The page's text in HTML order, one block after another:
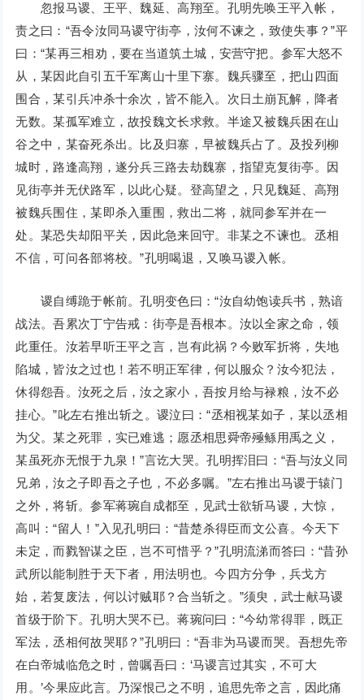
忽报马谡、王平、魏延、高翔至。孔明先唤王平入帐，
责之曰：“吾令汝同马谡守街亭，汝何不谏之，致使失事？”平
曰：“某再三相劝，要在当道筑土城，安营守把。参军大怒不
从，某因此自引五千军离山十里下寨。魏兵骤至，把山四面
围合，某引兵冲杀十余次，皆不能入。次日土崩瓦解，降者
无数。某孤军难立，故投魏文长求救。半途又被魏兵困在山
谷之中，某奋死杀出。比及归寨，早被魏兵占了。及投列柳
城时，路逢高翔，遂分兵三路去劫魏寨，指望克复街亭。因
见街亭并无伏路军，以此心疑。登高望之，只见魏延、高翔
被魏兵围住，某即杀入重围，救出二将，就同参军并在一
处。某恐失却阳平关，因此急来回守。非某之不谏也。丞相
不信，可问各部将校。”孔明喝退，又唤马谡入帐。
谡自缚跪于帐前。孔明变色曰：“汝自幼饱读兵书，熟谙
战法。吾累次丁宁告戒：街亭是吾根本。汝以全家之命，领
此重任。汝若早听王平之言，岂有此祸？今败军折将，失地
陷城，皆汝之过也！若不明正军律，何以服众？汝今犯法，
休得怨吾。汝死之后，汝之家小，吾按月给与禄粮，汝不必
挂心。”叱左右推出斩之。谡泣曰：“丞相视某如子，某以丞相
为父。某之死罪，实已难逃；愿丞相思舜帝殛鲧用禹之义，
某虽死亦无恨于九泉！”言讫大哭。孔明挥泪曰：“吾与汝义同
兄弟，汝之子即吾之子也，不必多嘱。”左右推出马谡于辕门
之外，将斩。参军蒋琬自成都至，见武士欲斩马谡，大惊，
高叫：“留人！”入见孔明曰：“昔楚杀得臣而文公喜。今天下
未定，而戮智谋之臣，岂不可惜乎？”孔明流涕而答曰：“昔孙
武所以能制胜于天下者，用法明也。今四方分争，兵戈方
始，若复废法，何以讨贼耶？合当斩之。”须臾，武士献马谡
首级于阶下。孔明大哭不已。蒋琬问曰：“今幼常得罪，既正
军法，丞相何故哭耶？”孔明曰：“吾非为马谡而哭。吾想先帝
在白帝城临危之时，曾嘱吾曰：‘马谡言过其实，不可大
用。’今果应此言。乃深恨己之不明，追思先帝之言，因此痛